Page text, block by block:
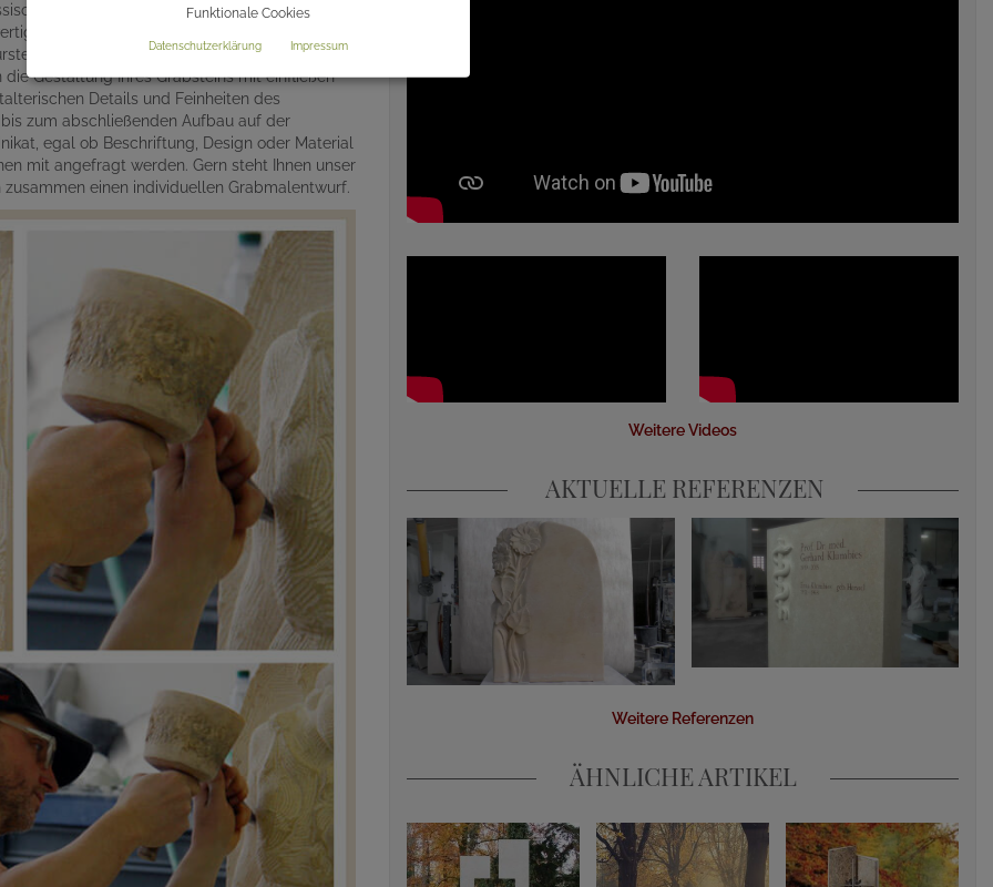
Handarbeit unter dem Einsatz
Naturstein. Jedes Denkmal wird für Sie
gefertigt. Somit gewährleisten wir einen
Gestaltung Ihres Grabsteins mit einfließen
Details und Feinheiten des
zum abschließenden Aufbau auf der
egal ob Beschriftung, Design oder Material
mit angefragt werden. Gern steht Ihnen unser
einen individuellen Grabmalentwurf.
Weitere Videos
AKTUELLE REFERENZEN
Weitere Referenzen
ÄHNLICHE ARTIKEL
Funktionale Cookies
Datenschutzerklärung Impressum